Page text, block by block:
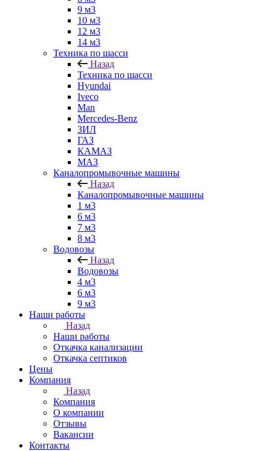
9 м3
10 м3
12 м3
14 м3
Техника по шасси
Назад
Техника по шасси
Hyundai
Iveco
Man
Mercedes-Benz
ЗИЛ
ГАЗ
КАМАЗ
МАЗ
Каналопромывочные машины
Назад
Каналопромывочные машины
1 м3
6 м3
7 м3
8 м3
Водовозы
Назад
Водовозы
4 м3
6 м3
9 м3
Наши работы
Назад
Наши работы
Откачка канализации
Откачка септиков
Цены
Компания
Назад
Компания
О компании
Отзывы
Вакансии
Контакты